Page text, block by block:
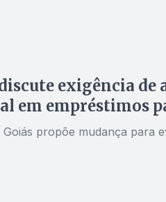
exigência de
em empréstimos
Goiás propõe mudança para